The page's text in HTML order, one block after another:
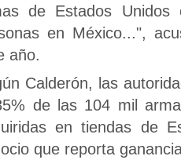
de Estados
en México...",
año.
Calderón, las
de las 104 mil
en tiendas de
que reporta